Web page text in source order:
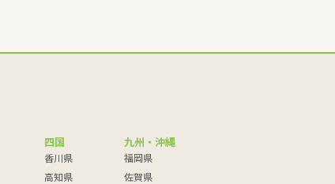
四国
香川県
高知県
九州・沖縄
福岡県
佐賀県